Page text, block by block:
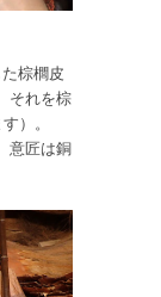
棕櫚皮
それを棕
）。
意匠は銅